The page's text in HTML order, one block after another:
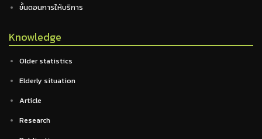
ขั้นตอนการให้บริการ
Knowledge
Older statistics
Elderly situation
Article
Research